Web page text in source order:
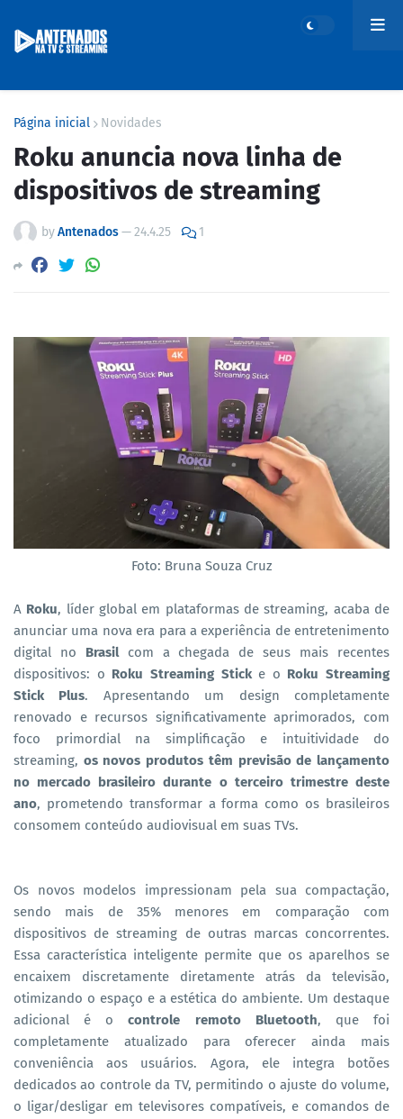
Página inicial Novidades
Roku anuncia nova linha de
dispositivos de streaming
byAntenados—24.4.25 1
Foto: Bruna Souza Cruz
A Roku, líder global em plataformas de streaming, acaba de
anunciar uma nova era para a experiência de entretenimento
digital no Brasilcom a chegada de seus mais recentes
dispositivos: o Roku Streaming Sticke o Roku Streaming
Stick Plus. Apresentando um design completamente
renovado e recursos significativamente aprimorados, com
foco primordial na simplificação e intuitividade do
streaming, os novos produtos têm previsão de lançamento
no mercado brasileiro durante o terceiro trimestre deste
ano, prometendo transformar a forma como os brasileiros
consomem conteúdo audiovisual em suas TVs.
Os novos modelos impressionam pela sua compactação,
sendo mais de 35% menores em comparação com
dispositivos de streaming de outras marcas concorrentes.
Essa característica inteligente permite que os aparelhos se
encaixem discretamente diretamente atrás da televisão,
otimizando o espaço e a estética do ambiente. Um destaque
adicional é ocontrole remoto Bluetooth, que foi
completamente atualizado para oferecer ainda mais
conveniência aos usuários. Agora, ele integra botões
dedicados ao controle da TV, permitindo o ajuste do volume,
o ligar/desligar em televisores compatíveis, e comandos de